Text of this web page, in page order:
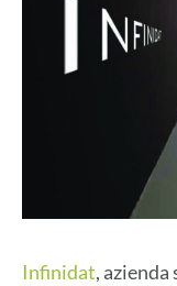
Infinidat,